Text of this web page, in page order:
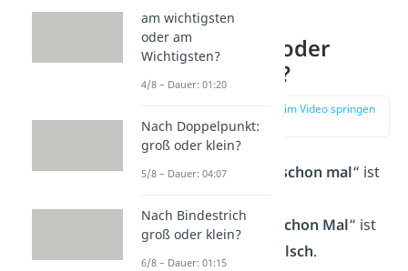
Schreibst du
„schonmal“ oder
„schon mal“?
zur Stelle im Video springen
(00:11)
Die Schreibweise „ schon mal“ ist
Großschreibung „
schon Mal“ ist
falsch.
am wichtigsten
oder am
Wichtigsten?
4/8 – Dauer: 01:20
Nach Doppelpunkt:
groß oder klein?
5/8 – Dauer: 04:07
Nach Bindestrich
groß oder klein?
6/8 – Dauer: 01:15